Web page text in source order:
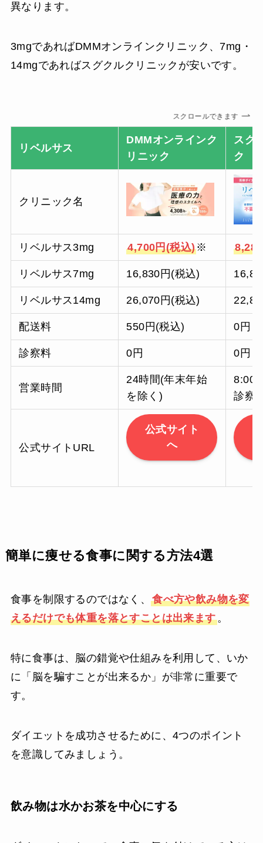
異なります。
3mgであればDMMオンラインクリニック、7mg・
14mgであればスグクルクリニックが安いです。
スクロールできます
リベルサス
DMMオンラインク
リニック
スグ
ク
クリニック名
リベルサス3mg 4,700円(税込)※
リベルサス7mg 16,830円(税込)
リベルサス14mg 26,070円(税込)
配送料 550円(税込) 0円
診察料 0円 0円
営業時間
24時間(年末年始
を除く)
8:00
診察)
公式サイトURL
公式サイト
へ
簡単に痩せる食事に関する方法4選
食事を制限するのではなく、食べ方や飲み物を変
えるだけでも体重を落とすことは出来ます。
特に食事は、脳の錯覚や仕組みを利用して、いか
に「脳を騙すことが出来るか」が非常に重要で
す。
ダイエットを成功させるために、4つのポイント
を意識してみましょう。
飲み物は水かお茶を中心にする